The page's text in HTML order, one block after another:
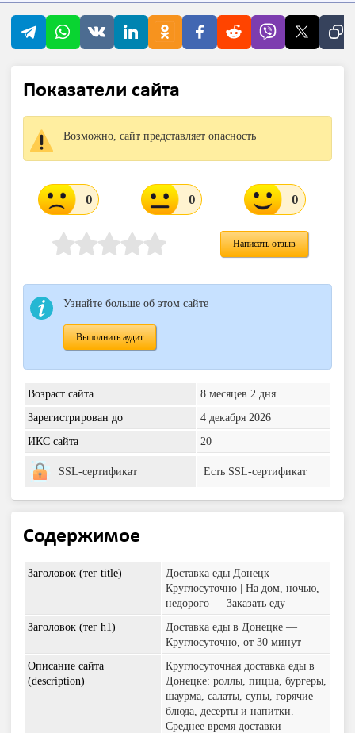
Показатели сайта
Возможно, сайт представляет опасность
0 0 0
Написать отзыв
Узнайте больше об этом сайте
Выполнить аудит
Возраст сайта
8 месяцев 2 дня
Зарегистрирован до
4 декабря 2026
ИКС сайта
20
SSL-сертификат Есть SSL-сертификат
Содержимое
Заголовок (тег title)
Доставка еды Донецк —
Круглосуточно | На дом, ночью,
недорого — Заказать еду
Заголовок (тег h1)
Доставка еды в Донецке —
Круглосуточно, от 30 минут
Описание сайта
(description)
Круглосуточная доставка еды в
Донецке: роллы, пицца, бургеры,
шаурма, салаты, супы, горячие
блюда, десерты и напитки.
Среднее время доставки —